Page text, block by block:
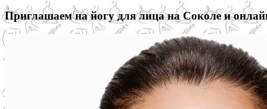
Приглашаем на йогу для лица на Соколе и